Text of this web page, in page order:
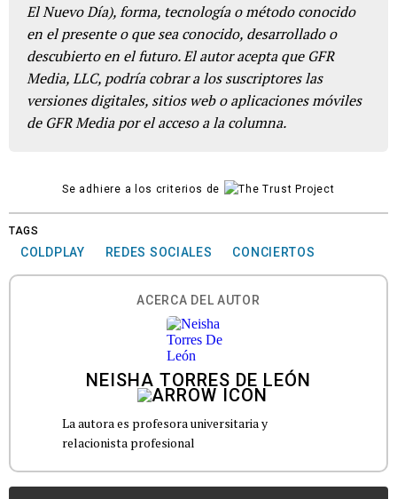
El Nuevo Día), forma, tecnología o método conocido
en el presente o que sea conocido, desarrollado o
descubierto en el futuro. El autor acepta que GFR
Media, LLC, podría cobrar a los suscriptores las
versiones digitales, sitios web o aplicaciones móviles
de GFR Media por el acceso a la columna.
Se adhiere a los criterios de
TAGS
COLDPLAY REDES SOCIALES CONCIERTOS
ACERCA DEL AUTOR
NEISHA TORRES DE LEÓN
La autora es profesora universitaria y
relacionista profesional